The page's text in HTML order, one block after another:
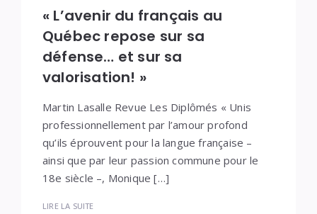
« L’avenir du français au
Québec repose sur sa
défense… et sur sa
valorisation! »
Martin Lasalle Revue Les Diplômés « Unis
professionnellement par l’amour profond
qu’ils éprouvent pour la langue française –
ainsi que par leur passion commune pour le
18e siècle –, Monique […]
LIRE LA SUITE